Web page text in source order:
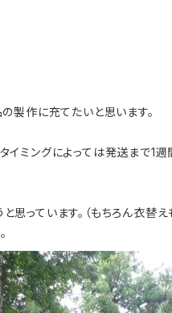
製作に充てたいと思います。
ミングによっては発送まで1
っています。（もちろん衣替えも